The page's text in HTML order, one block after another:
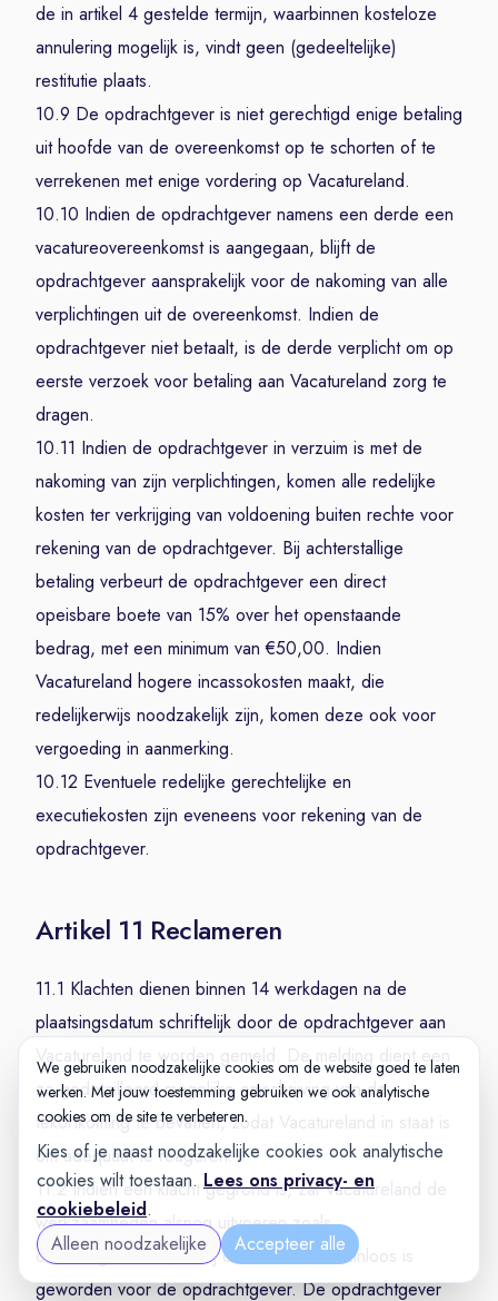
de in artikel 4 gestelde termijn, waarbinnen kosteloze
annulering mogelijk is, vindt geen (gedeeltelijke)
restitutie plaats.
10.9 De opdrachtgever is niet gerechtigd enige betaling
uit hoofde van de overeenkomst op te schorten of te
verrekenen met enige vordering op Vacatureland.
10.10 Indien de opdrachtgever namens een derde een
vacatureovereenkomst is aangegaan, blijft de
opdrachtgever aansprakelijk voor de nakoming van alle
verplichtingen uit de overeenkomst. Indien de
opdrachtgever niet betaalt, is de derde verplicht om op
eerste verzoek voor betaling aan Vacatureland zorg te
dragen.
10.11 Indien de opdrachtgever in verzuim is met de
nakoming van zijn verplichtingen, komen alle redelijke
kosten ter verkrijging van voldoening buiten rechte voor
rekening van de opdrachtgever. Bij achterstallige
betaling verbeurt de opdrachtgever een direct
opeisbare boete van 15% over het openstaande
bedrag, met een minimum van €50,00. Indien
Vacatureland hogere incassokosten maakt, die
redelijkerwijs noodzakelijk zijn, komen deze ook voor
vergoeding in aanmerking.
10.12 Eventuele redelijke gerechtelijke en
executiekosten zijn eveneens voor rekening van de
opdrachtgever.
Artikel 11 Reclameren
11.1 Klachten dienen binnen 14 werkdagen na de
plaatsingsdatum schriftelijk door de opdrachtgever aan
Vacatureland te worden gemeld. De melding dient een
zo gedetailleerd mogelijke omschrijving van de
tekortkoming te bevatten, zodat Vacatureland in staat is
om adequaat te reageren.
11.2 Indien een klacht gegrond is, zal Vacatureland de
werkzaamheden alsnog uitvoeren zoals
overeengekomen, tenzij dit aantoonbaar zinloos is
geworden voor de opdrachtgever. De opdrachtgever
We gebruiken noodzakelijke cookies om de website goed te laten
werken. Met jouw toestemming gebruiken we ook analytische
cookies om de site te verbeteren.
Kies of je naast noodzakelijke cookies ook analytische
cookies wilt toestaan. Lees ons privacy- en
cookiebeleid.
Alleen noodzakelijke
Accepteer alle